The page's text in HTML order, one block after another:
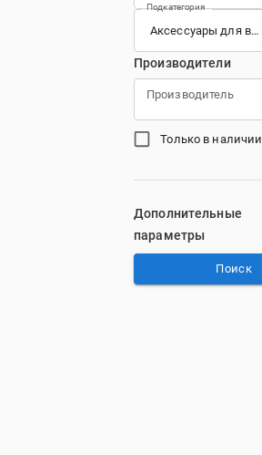
Подкатегория
Производители
Производитель
Только в наличии
Дополнительные
параметры
Поиск